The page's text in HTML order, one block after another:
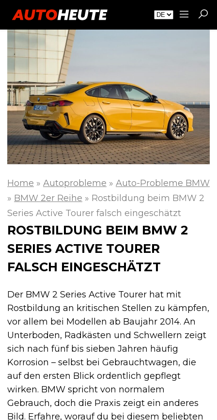
Home » Autoprobleme » Auto-Probleme BMW
» BMW 2er Reihe » Rostbildung beim BMW 2
Series Active Tourer falsch eingeschätzt
ROSTBILDUNG BEIM BMW 2
SERIES ACTIVE TOURER
FALSCH EINGESCHÄTZT
Der BMW 2 Series Active Tourer hat mit
Rostbildung an kritischen Stellen zu kämpfen,
vor allem bei Modellen ab Baujahr 2014. An
Unterboden, Radkästen und Schwellern zeigt
sich nach fünf bis sieben Jahren häufig
Korrosion – selbst bei Gebrauchtwagen, die
auf den ersten Blick ordentlich gepflegt
wirken. BMW spricht von normalem
Gebrauch, doch die Praxis zeigt ein anderes
Bild. Erfahre, worauf du bei diesem beliebten